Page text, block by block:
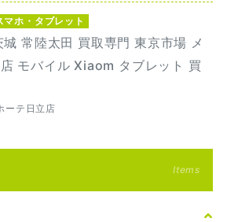
マホ・タブレット
常陸太田 買取専門 東京市場 メ
モバイル Xiaom タブレット 買
ーテ日立店
Items